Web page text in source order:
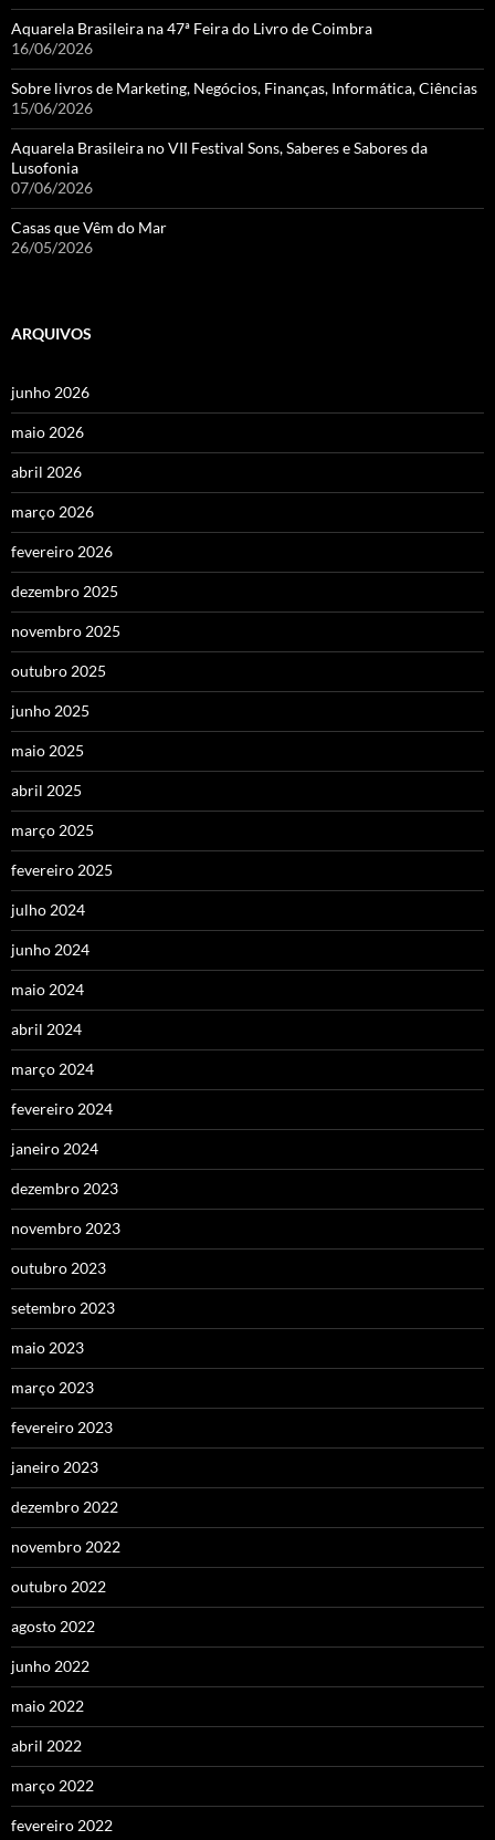
Aquarela Brasileira na 47ª Feira do Livro de Coimbra
16/06/2026
Sobre livros de Marketing, Negócios, Finanças, Informática, Ciências
15/06/2026
Aquarela Brasileira no VII Festival Sons, Saberes e Sabores da
Lusofonia
07/06/2026
Casas que Vêm do Mar
26/05/2026
ARQUIVOS
junho 2026
maio 2026
abril 2026
março 2026
fevereiro 2026
dezembro 2025
novembro 2025
outubro 2025
junho 2025
maio 2025
abril 2025
março 2025
fevereiro 2025
julho 2024
junho 2024
maio 2024
abril 2024
março 2024
fevereiro 2024
janeiro 2024
dezembro 2023
novembro 2023
outubro 2023
setembro 2023
maio 2023
março 2023
fevereiro 2023
janeiro 2023
dezembro 2022
novembro 2022
outubro 2022
agosto 2022
junho 2022
maio 2022
abril 2022
março 2022
fevereiro 2022